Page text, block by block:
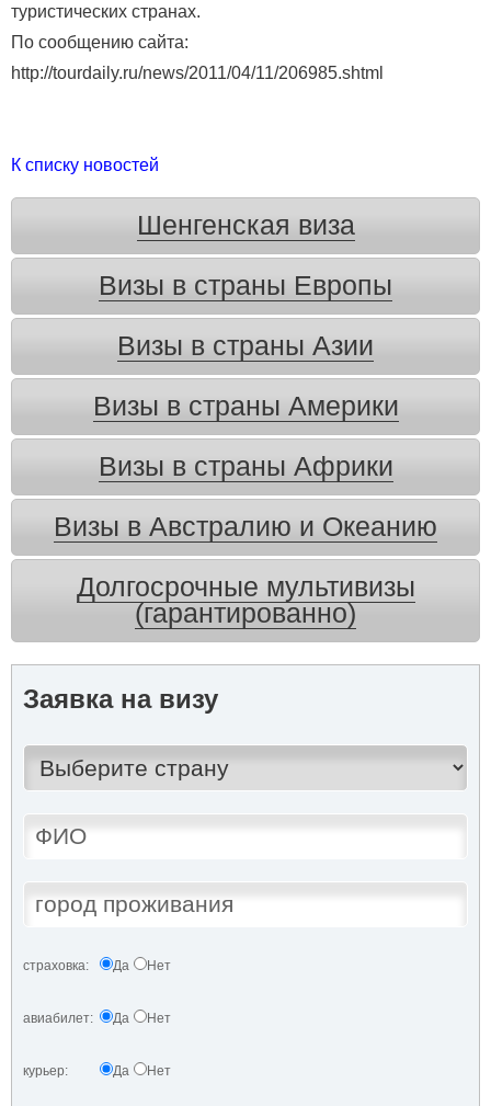
туристических странах.
По сообщению сайта:
http://tourdaily.ru/news/2011/04/11/206985.shtml
К списку новостей
Шенгенская виза
Визы в страны Европы
Визы в страны Азии
Визы в страны Америки
Визы в страны Африки
Визы в Австралию и Океанию
Долгосрочные мультивизы
(гарантированно)
Заявка на визу
страховка: Да Нет
авиабилет: Да Нет
курьер: Да Нет